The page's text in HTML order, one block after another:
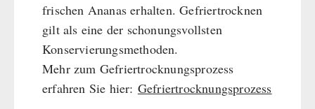
frischen Ananas erhalten. Gefriertrocknen
gilt als eine der schonungsvollsten
Konservierungsmethoden.
Mehr zum Gefriertrocknungsprozess
erfahren Sie hier: Gefriertrocknungsprozess